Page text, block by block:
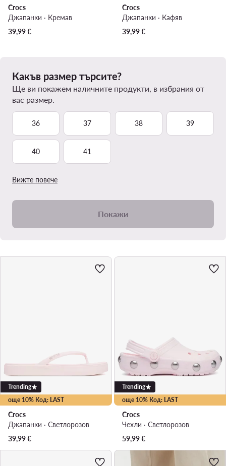
Crocs
Джапанки · Кремав
39,99€
Crocs
Джапанки · Кафяв
39,99€
Какъв размер търсите?
Ще ви покажем наличните продукти, в избрания от
вас размер.
36 37 38 39
40 41
Вижте повече
Покажи
още 10% Код: LAST
Trending
Crocs
Джапанки · Светлорозов
39,99€
още 10% Код: LAST
Trending
Crocs
Чехли · Светлорозов
59,99€